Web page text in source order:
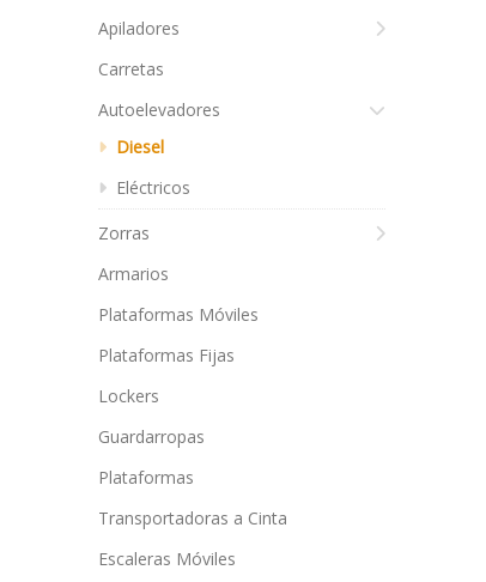
Apiladores
Carretas
Autoelevadores
Diesel
Eléctricos
Zorras
Armarios
Plataformas Móviles
Plataformas Fijas
Lockers
Guardarropas
Plataformas
Transportadoras a Cinta
Escaleras Móviles